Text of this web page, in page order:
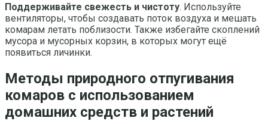
Поддерживайте свежесть и чистоту. Используйте
вентиляторы, чтобы создавать поток воздуха и мешать
комарам летать поблизости. Также избегайте скоплений
мусора и мусорных корзин, в которых могут ещё
появиться личинки.
Методы природного отпугивания
комаров с использованием
домашних средств и растений